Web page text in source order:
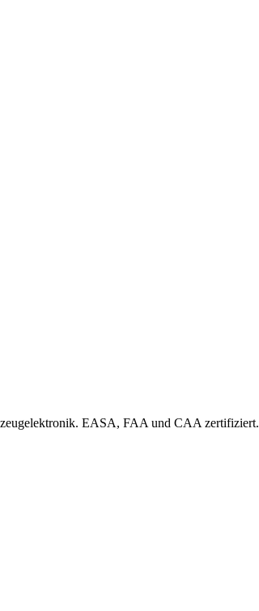
EASA, FAA und CAA zertifiziert.